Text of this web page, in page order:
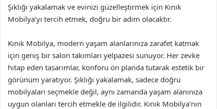
Şıklığı yakalamak ve evinizi güzelleştirmek için Kınık
Mobilya’yı tercih etmek, doğru bir adım olacaktır.
Kınık Mobilya, modern yaşam alanlarınıza zarafet katmak
için geniş bir salon takımları yelpazesi sunuyor. Her zevke
hitap eden tasarımlar, konforu ön planda tutarak estetik bir
görünüm yaratıyor. Şıklığı yakalamak, sadece doğru
mobilyaları seçmekle değil, aynı zamanda yaşam alanınıza
uygun olanları tercih etmekle de ilgilidir. Kınık Mobilya’nın